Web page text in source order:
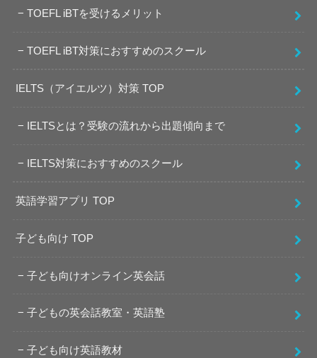
TOEFL iBTを受けるメリット
TOEFL iBT対策におすすめのスクール
IELTS（アイエルツ）対策 TOP
IELTSとは？受験の流れから出題傾向まで
IELTS対策におすすめのスクール
英語学習アプリ TOP
子ども向け TOP
子ども向けオンライン英会話
子どもの英会話教室・英語塾
子ども向け英語教材